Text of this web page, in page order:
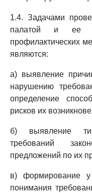
1.4. Задачами
палатой и ее
профилактических
являются:
а) выявление
нарушению
определение
рисков их
б) выявление
требований
предложений по их
в) формирование у
понимания